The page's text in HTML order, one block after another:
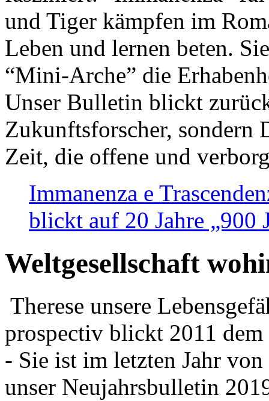
und Tiger kämpfen im
Leben und lernen beten.
“Mini-Arche” die
Unser Bulletin blickt
Zukunftsforscher, sondern
Zeit, die offene und
Immanenza e
blickt auf 20 Jahre „900
Weltgesellschaft
Therese unsere
prospectiv blickt 2011
- Sie ist im letzten Jahr
unser Neujahrsbulletin